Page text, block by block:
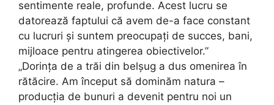
sentimente reale, profunde. Acest lucru se
datorează faptului că avem de-a face constant
cu lucruri și suntem preocupați de succes, bani,
mijloace pentru atingerea obiectivelor.”
„Dorința de a trăi din belșug a dus omenirea în
rătăcire. Am început să dominăm natura –
producția de bunuri a devenit pentru noi un